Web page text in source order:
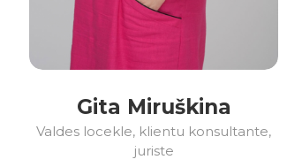
Gita Miruškina
Valdes locekle, klientu konsultante,
juriste